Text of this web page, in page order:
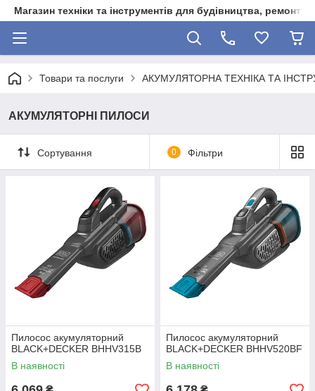
Магазин техніки та інструментів для будівництва, ремонту,
Товари та послуги АКУМУЛЯТОРНА ТЕХНІКА ТА
АКУМУЛЯТОРНІ ПИЛОСИ
Сортування 0 Фільтри
Пилосос акумуляторний
BLACK+DECKER BHHV315B
В наявності
Пилосос акумуляторний
BLACK+DECKER BHHV520BF
В наявності